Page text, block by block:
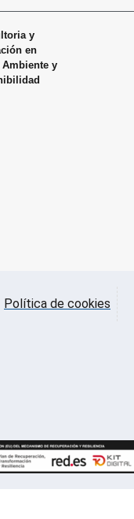
y
en
Ambiente y
Política de cookies